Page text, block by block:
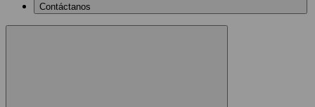
Contáctanos